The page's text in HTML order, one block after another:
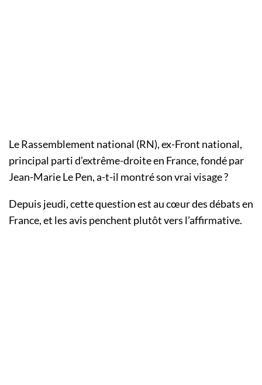
Le Rassemblement national (RN), ex-Front national,
principal parti d’extrême-droite en France, fondé par
Jean-Marie Le Pen, a-t-il montré son vrai visage ?
Depuis jeudi, cette question est au cœur des débats en
France, et les avis penchent plutôt vers l’affirmative.